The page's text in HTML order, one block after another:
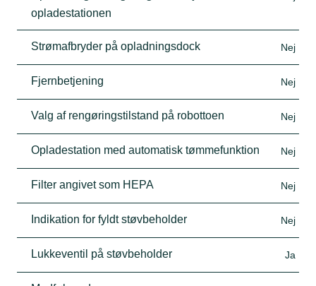
opladestationen
Strømafbryder på opladningsdock Nej
Fjernbetjening Nej
Valg af rengøringstilstand på robottoen Nej
Opladestation med automatisk tømmefunktion Nej
Filter angivet som HEPA Nej
Indikation for fyldt støvbeholder Nej
Lukkeventil på støvbeholder Ja